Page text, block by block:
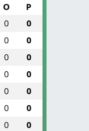
O P
0 0
0 0
0 0
0 0
0 0
0 0
0 0